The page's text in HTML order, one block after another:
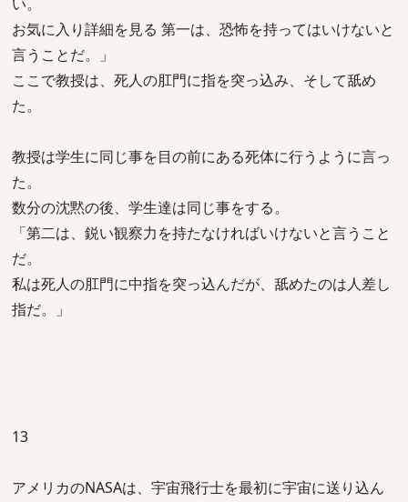
お気に入り詳細を見る 第一は、恐怖を持ってはいけないと
言うことだ。」
ここで教授は、死人の肛門に指を突っ込み、そして舐め
た。
教授は学生に同じ事を目の前にある死体に行うように言っ
た。
数分の沈黙の後、学生達は同じ事をする。
「第二は、鋭い観察力を持たなければいけないと言うこと
だ。
私は死人の肛門に中指を突っ込んだが、舐めたのは人差し
指だ。」
13
アメリカのNASAは、宇宙飛行士を最初に宇宙に送り込ん